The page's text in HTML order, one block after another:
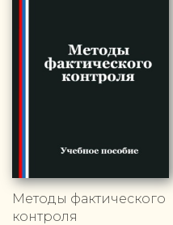
Методы фактического
контроля